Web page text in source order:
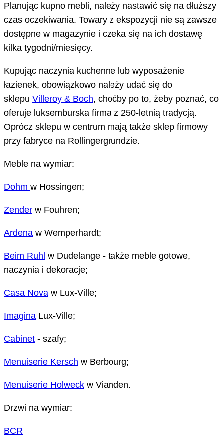
Planując kupno mebli, należy nastawić się na dłuższy
czas oczekiwania. Towary z ekspozycji nie są zawsze
dostępne w magazynie i czeka się na ich dostawę
kilka tygodni/miesięcy.
Kupując naczynia kuchenne lub wyposażenie
łazienek, obowiązkowo należy udać się do
sklepu Villeroy & Boch, choćby po to, żeby poznać, co
oferuje luksemburska firma z 250-letnią tradycją.
Oprócz sklepu w centrum mają także sklep firmowy
przy fabryce na Rollingergrundzie.
Meble na wymiar:
Dohm w Hossingen;
Zender w Fouhren;
Ardena w Wemperhardt;
Beim Ruhl w Dudelange - także meble gotowe,
naczynia i dekoracje;
Casa Nova w Lux-Ville;
Imagina Lux-Ville;
Cabinet - szafy;
Menuiserie Kersch w Berbourg;
Menuiserie Holweck w Vianden.
Drzwi na wymiar:
BCR